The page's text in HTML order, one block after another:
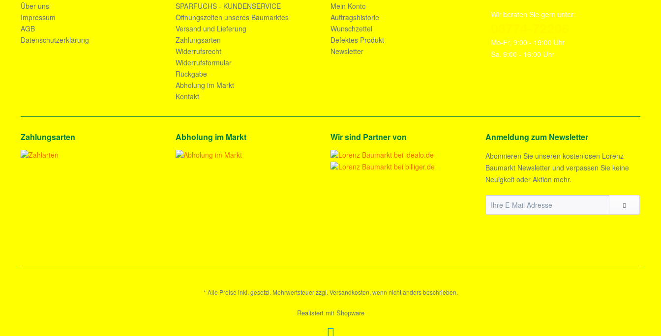
Über uns
Impressum
AGB
Datenschutzerklärung
SPARFUCHS - KUNDENSERVICE
Öffnungszeiten unseres Baumarktes
Versand und Lieferung
Zahlungsarten
Widerrufsrecht
Widerrufsformular
Rückgabe
Abholung im Markt
Kontakt
Mein Konto
Auftragshistorie
Wunschzettel
Defektes Produkt
Newsletter
Wir beraten Sie gern unter:
Mo-Fr, 9:00 - 19:00 Uhr
Sa. 9:00 - 16:00 Uhr
Zahlungsarten Abholung im Markt Wir sind Partner von Anmeldung zum Newsletter
Abonnieren Sie unseren kostenlosen Lorenz
Baumarkt Newsletter und verpassen Sie keine
Neuigkeit oder Aktion mehr.
* Alle Preise inkl. gesetzl. Mehrwertsteuer zzgl. Versandkosten, wenn nicht anders beschrieben.
Realisiert mit Shopware